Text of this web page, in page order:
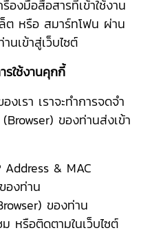
งมือสื่อสารที่เข้าใช้งาน
ต หรือ สมาร์ทโฟน ผ่าน
นเข้าสู่เว็บไซต์
รใช้งานคุกกี้
งเรา เราจะทำการจดจำ
ของท่านส่งเข้า
& MAC
องท่าน
ของท่าน
หรือติดตามในเว็บไซต์